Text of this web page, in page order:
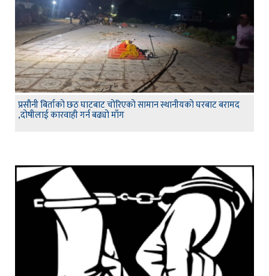
प्रसौनी बिर्ताको छठ घाटबाट चोरिएको सामान स्थानीयको घरबाट बरामद
,दोषीलाई कारवाही गर्न बढ्यो माँग